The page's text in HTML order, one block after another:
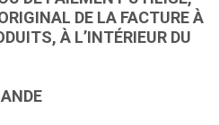
DE LA FACTURE À
À L’INTÉRIEUR DU